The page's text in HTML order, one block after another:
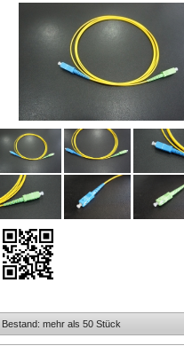
Bestand: mehr als 50 Stück